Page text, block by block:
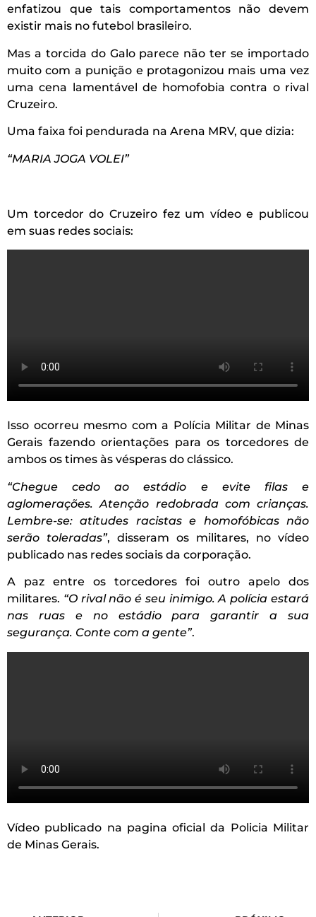
enfatizou que tais comportamentos não devem
existir mais no futebol brasileiro.
Mas a torcida do Galo parece não ter se importado
muito com a punição e protagonizou mais uma vez
uma cena lamentável de homofobia contra o rival
Cruzeiro.
Uma faixa foi pendurada na Arena MRV, que dizia:
“MARIA JOGA VOLEI”
Um torcedor do Cruzeiro fez um vídeo e publicou
em suas redes sociais:
Isso ocorreu mesmo com a Polícia Militar de Minas
Gerais fazendo orientações para os torcedores de
ambos os times às vésperas do clássico.
“Chegue cedo ao estádio e evite filas e
aglomerações. Atenção redobrada com crianças.
Lembre-se: atitudes racistas e homofóbicas não
serão toleradas”, disseram os militares, no vídeo
publicado nas redes sociais da corporação.
A paz entre os torcedores foi outro apelo dos
militares. “O rival não é seu inimigo. A polícia estará
nas ruas e no estádio para garantir a sua
segurança. Conte com a gente”.
Vídeo publicado na pagina oficial da Policia Militar
de Minas Gerais.